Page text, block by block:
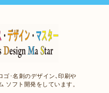
ゴ･名刺のデザイン､印刷や
ソフト開発をしています。